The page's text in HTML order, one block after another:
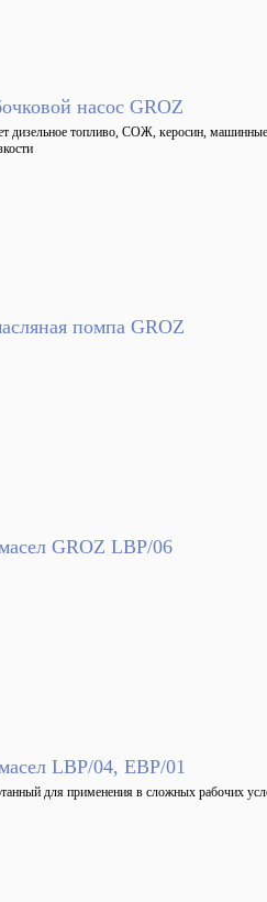
насос GROZ
дизельное топливо, СОЖ, керосин,
помпа GROZ
GROZ LBP/06
LBP/04, EBP/01
для применения в сложных рабочих